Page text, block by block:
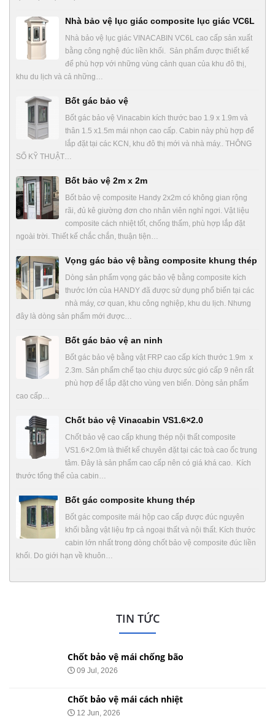
Nhà bảo vệ lục giác composite lục giác VC6L
Nhà bảo vệ lục giác VINACABIN VC6L cao cấp sản xuất
bằng công nghệ đúc liền khối. Sản phẩm được thiết kế
để phù hợp với những vùng cảnh quan của khu đô thị,
khu du lịch và cả những…
Bốt gác bảo vệ
Bốt gác bảo vệ Vinacabin kích thước bao 1.9 x 1.9m và
thân 1.5 x1.5m mái nhọn cao cấp. Cabin này phù hợp để
lắp đặt tại các KCN, khu đô thị mới và nhà máy.. THÔNG
SỐ KỸ THUẬT…
Bốt bảo vệ 2m x 2m
Bốt bảo vệ composite Handy 2x2m có không gian rộng
rãi, đủ kê giường đơn cho nhân viên nghỉ ngơi. Vật liệu
composite cách nhiệt tốt, chống thấm, phù hợp lắp đặt
ngoài trời. Thiết kế chắc chắn, thuận tiện…
Vọng gác bảo vệ bằng composite khung thép
Dòng sản phẩm vọng gác bảo vệ bằng composite kích
thước lớn của HANDY đã được sử dụng phổ biến tại các
nhà máy, cơ quan, khu công nghiệp, khu du lịch. Nhưng
đây là dòng sản phẩm mới được…
Bốt gác bảo vệ an ninh
Bốt gác bảo vệ bằng vật FRP cao cấp kích thước 1.9m x
2.3m. Sản phẩm chế tạo chịu được sức gió cấp 9 nên rất
phù hợp để lắp đặt cho vùng ven biển. Dòng sản phẩm
cao cấp…
Chốt bảo vệ Vinacabin VS1.6×2.0
Chốt bảo vệ cao cấp khung thép nội thất composite
VS1.6×2.0m là thiết kế chuyên đặt tại các toà cao ốc trung
tâm. Đây là sản phẩm cao cấp nên có giá khá cao. Kích
thước tổng thể của cabin…
Bốt gác composite khung thép
Bốt gác composite mái hộp cao cấp được đúc nguyên
khối bằng vật liệu frp cả ngoại thất và nội thất. Kích thước
cabin lớn nhất trong dòng chốt bảo vệ composite đúc liền
khối. Do giới hạn về khuôn…
TIN TỨC
Chốt bảo vệ mái chống bão
09 Jul, 2026
Chốt bảo vệ mái cách nhiệt
12 Jun, 2026